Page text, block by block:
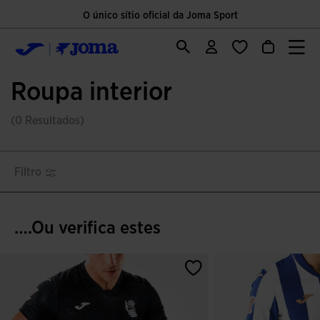
O único sítio oficial da Joma Sport
Roupa interior
(0 Resultados)
Filtro
….Ou verifica estes